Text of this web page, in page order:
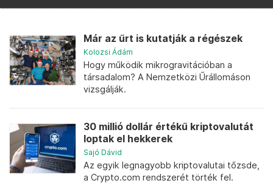
Már az űrt is kutatják a régészek
Kolozsi Ádám
Hogy működik mikrogravitációban a
társadalom? A Nemzetközi Űrállomáson
vizsgálják.
30 millió dollár értékű kriptovalutát
loptak el hekkerek
Sajó Dávid
Az egyik legnagyobb kriptovalutai tőzsde,
a Crypto.com rendszerét törték fel.